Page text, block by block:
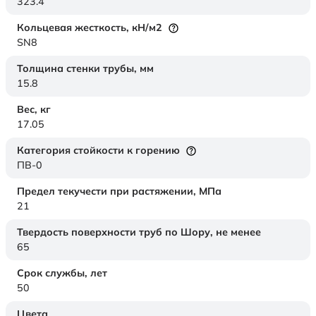
Кольцевая жесткость, кН/м2
SN8
Толщина стенки трубы, мм
15.8
Вес, кг
17.05
Категория стойкости к горению
ПВ-0
Предел текучести при растяжении, МПа
21
Твердость поверхности труб по Шору, не менее
65
Срок службы, лет
50